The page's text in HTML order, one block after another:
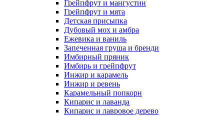
Грейпфрут и мангустин
Грейпфрут и мята
Детская присыпка
Дубовый мох и амбра
Ежевика и ваниль
Запеченная груша и бренди
Имбирный пряник
Имбирь и грейпфрут
Инжир и карамель
Инжир и ревень
Карамельный попкорн
Кипарис и лаванда
Кипарис и лавровое дерево